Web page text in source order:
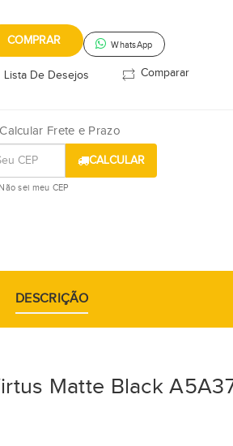
COMPRAR WhatsApp
Lista De Desejos Comparar
Frete e Prazo
CALCULAR
sei meu CEP
DESCRIÇÃO
Matte Black